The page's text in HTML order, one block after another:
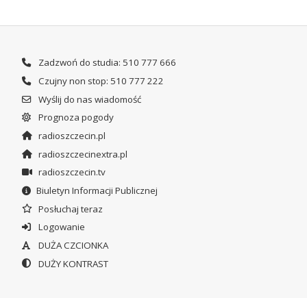
Zadzwoń do studia: 510 777 666
Czujny non stop: 510 777 222
Wyślij do nas wiadomość
Prognoza pogody
radioszczecin.pl
radioszczecinextra.pl
radioszczecin.tv
Biuletyn Informacji Publicznej
Posłuchaj teraz
Logowanie
DUŻA CZCIONKA
DUŻY KONTRAST